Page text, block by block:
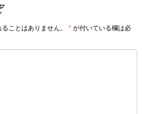
ことはありません。 * が付いている欄は必